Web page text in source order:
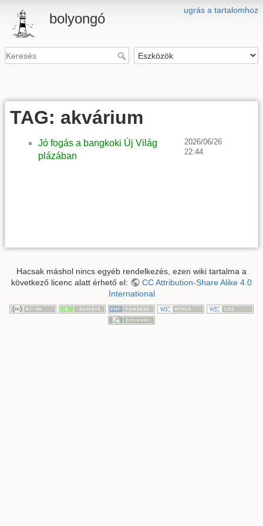
ugrás a tartalomhoz
bolyongó
TAG: akvárium
Jó fogás a bangkoki Új Világ
plázában
2026/06/26
22:44
Hacsak máshol nincs egyéb rendelkezés, ezen wiki tartalma a
következő licenc alatt érhető el:
CC Attribution-Share Alike 4.0
International